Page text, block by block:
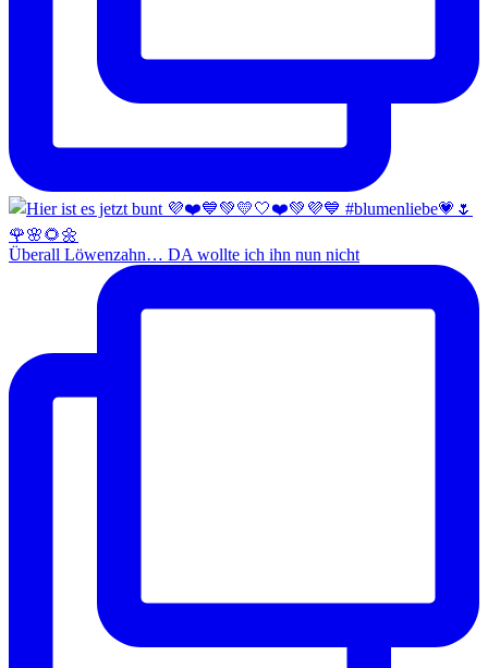
Überall Löwenzahn… DA wollte ich ihn nun nicht